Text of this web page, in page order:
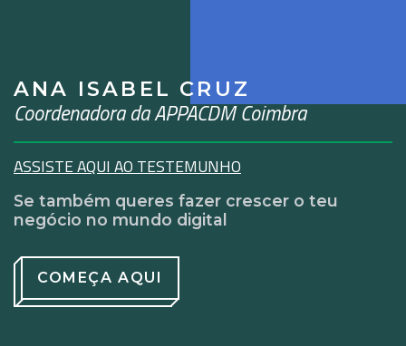
ANA ISABEL CRUZ
Coordenadora da APPACDM Coimbra
ASSISTE AQUI AO TESTEMUNHO
Se também queres fazer crescer o teu
negócio no mundo digital
COMEÇA AQUI